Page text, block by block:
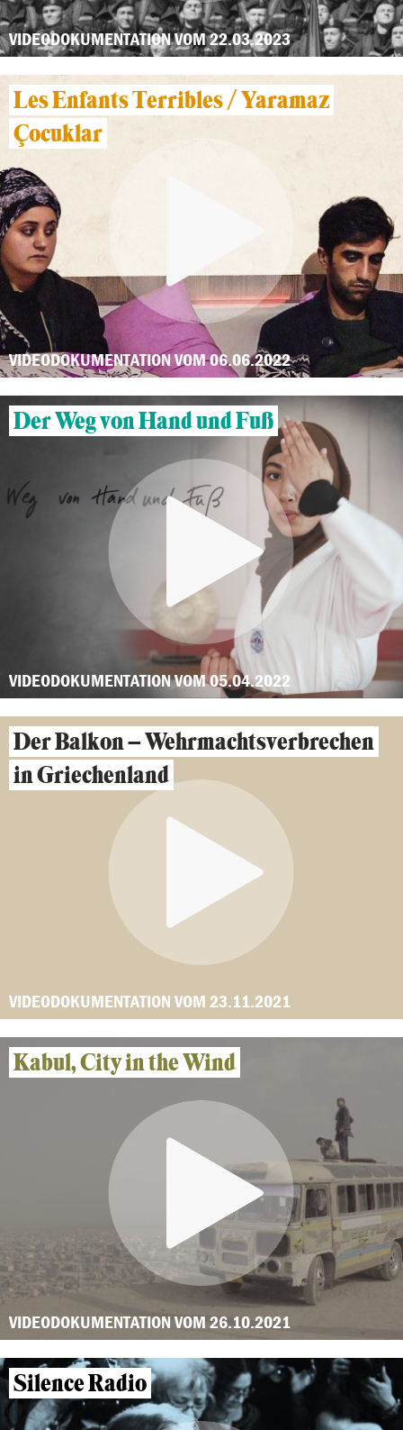
VIDEODOKUMENTATION VOM 22.03.2023
Les Enfants Terribles / Yaramaz
Çocuklar
VIDEODOKUMENTATION VOM 06.06.2022
Der Weg von Hand und Fuß
VIDEODOKUMENTATION VOM 05.04.2022
Der Balkon – Wehrmachtsverbrechen
in Griechenland
VIDEODOKUMENTATION VOM 23.11.2021
Kabul, City in the Wind
VIDEODOKUMENTATION VOM 26.10.2021
Silence Radio